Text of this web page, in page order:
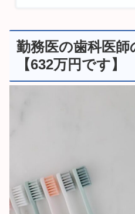
勤務医の歯科医師
【632万円です】